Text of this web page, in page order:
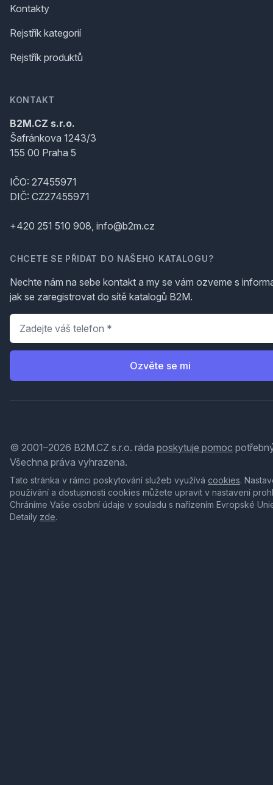
Kontakty
Rejstřík kategorií
Rejstřík produktů
KONTAKT
B2M.CZ s.r.o.
Šafránkova 1243/3
155 00 Praha 5
IČO: 27455971
DIČ: CZ27455971
+420 251 510 908, info@b2m.cz
CHCETE SE PŘIDAT DO NAŠEHO KATALOGU?
Nechte nám na sebe kontakt a my se vám ozveme s
jak se zaregistrovat do sítě katalogů B2M.
Telefon
Ozvěte se mi
© 2001–2026 B2M.CZ s.r.o. ráda poskytuje pomoc
Všechna práva vyhrazena.
Tato stránka v rámci poskytování služeb využívá cookies.
používání a dostupnosti cookies můžete upravit v nastavení
Chráníme Vaše osobní údaje v souladu s nařízením Evropské
Detaily zde.